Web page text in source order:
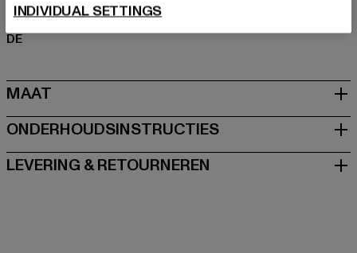
Dr.-Robert-Murjahn-Straße 7 | 64372 Ober-Ramstadt |
DE
MAAT
ONDERHOUDSINSTRUCTIES
LEVERING & RETOURNEREN
INDIVIDUAL SETTINGS